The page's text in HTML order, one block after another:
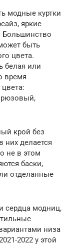
модные куртки
яркие
Большинство
быть
цвета.
белая или
время
крой без
них делается
не в этом
баски,
отделанные
сердца модниц,
низа
2022 у этой